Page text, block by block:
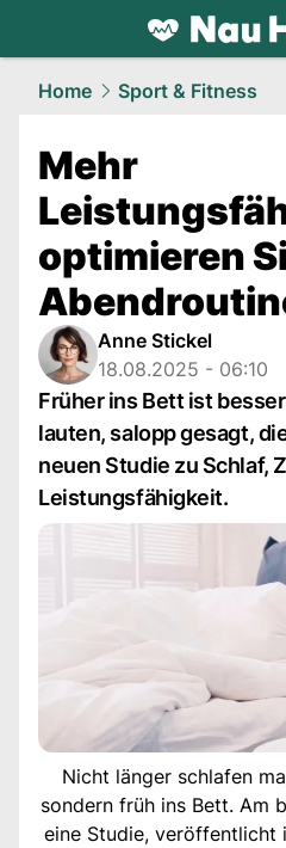
health.NAU.ch
Home Sport & Fitness
Mehr
optimieren
Anne Stickel
18.08.2025 - 06:10
Früher ins Bett ist
lauten, salopp gesagt,
neuen Studie zu Schlaf,
Leistungsfähigkeit.
Nicht länger schlafen
sondern früh ins Bett. Am
eine Studie, veröffentlicht